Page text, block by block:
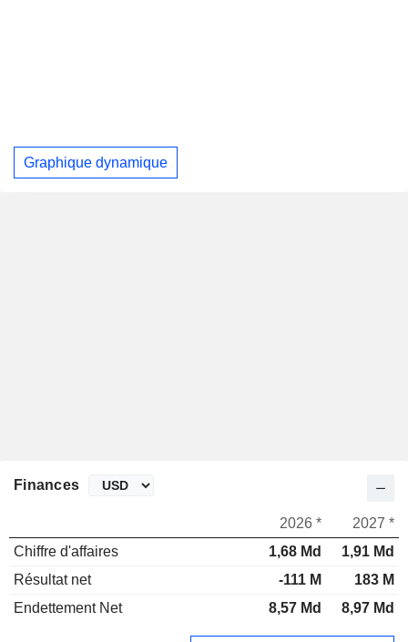
Graphique dynamique
Finances
2026 *
2027 *
Chiffre d'affaires
1,68 Md
1,91 Md
Résultat net
-111 M
183 M
Endettement Net
8,57 Md 8,97 Md